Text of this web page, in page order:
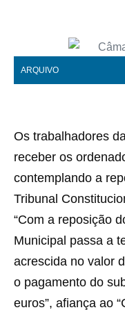
ARQUIVO
Os trabalhadores
receber os
contemplando a
Tribunal
“Com a reposição
Municipal passa a
acrescida no valor
o pagamento do
euros”, afiança ao